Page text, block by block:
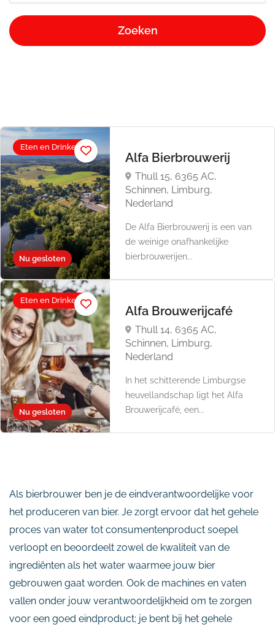
Zoeken
Nu gesloten
Eten en Drinken
Alfa Bierbrouwerij
Thull 15, 6365 AC,
Schinnen, Limburg,
Nederland
De Alfa Bierbrouwerij is een van
de weinige onafhankelijke
bierbrouwerijen...
Nu gesloten
Eten en Drinken
Alfa Brouwerijcafé
Thull 14, 6365 AC,
Schinnen, Limburg,
Nederland
In het schitterende Limburgse
heuvellandschap ligt het Alfa
Brouwerijcafé, een...
Als bierbrouwer ben je de eindverantwoordelijke voor
het produceren van bier. Je zorgt ervoor dat het gehele
proces van water tot consumentenproduct soepel
verloopt en beoordeelt zowel de kwaliteit van de
ingrediënten als het water waarmee jouw bier
gebrouwen gaat worden. Ook de machines en vaten
vallen onder jouw verantwoordelijkheid om te zorgen
voor een goed eindproduct; je bent bij het gehele